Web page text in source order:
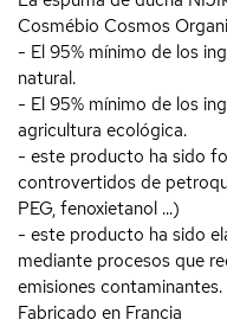
Cosmébio Cosmos
- El 95% mínimo de los
natural.
- El 95% mínimo de los
agricultura ecológica.
- este producto ha sido
controvertidos de
PEG, fenoxietanol ...)
- este producto ha sido
mediante procesos que
emisiones contaminantes.
Fabricado en Francia